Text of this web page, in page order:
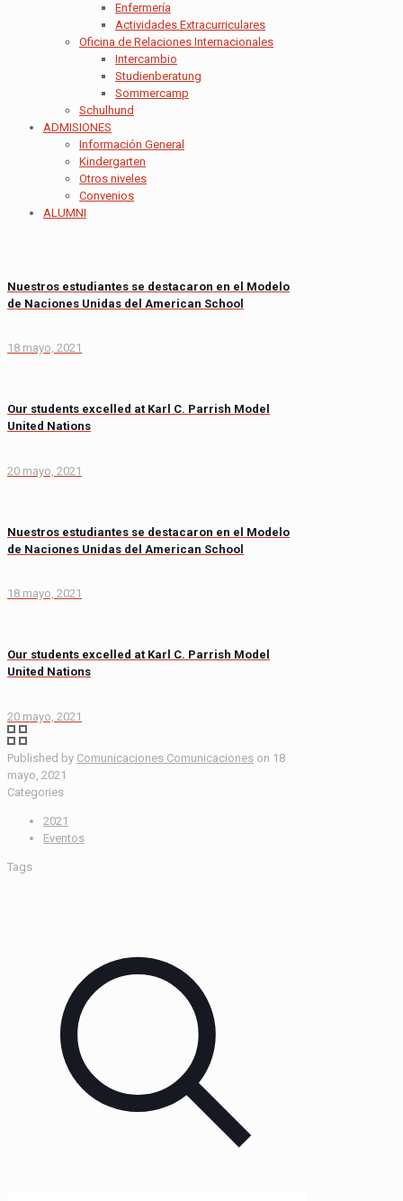
Enfermería
Actividades Extracurriculares
Oficina de Relaciones Internacionales
Intercambio
Studienberatung
Sommercamp
Schulhund
ADMISIONES
Información General
Kindergarten
Otros niveles
Convenios
ALUMNI
Nuestros estudiantes se destacaron en el Modelo
de Naciones Unidas del American School
18 mayo, 2021
Our students excelled at Karl C. Parrish Model
United Nations
20 mayo, 2021
Nuestros estudiantes se destacaron en el Modelo
de Naciones Unidas del American School
18 mayo, 2021
Our students excelled at Karl C. Parrish Model
United Nations
20 mayo, 2021
Published by Comunicaciones Comunicaciones on 18
mayo, 2021
Categories
2021
Eventos
Tags